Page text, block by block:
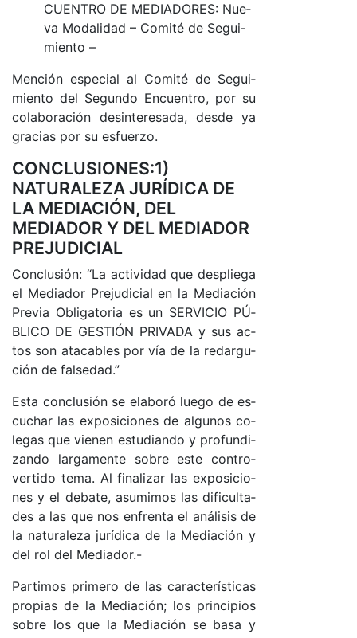
CUEN­TRO DE ME­DIA­DO­RES: Nue­
va Mo­da­li­dad – Co­mi­té de Se­gui­
mien­to –
Men­ción es­pe­cial al Co­mi­té de Se­gui­
mien­to del Se­gun­do En­cuen­tro, por su
co­la­bo­ra­ción de­sin­te­re­sa­da, des­de ya
gra­cias por su es­fuer­zo.
CONCLUSIONES:1)
NATURALEZA JURÍDICA DE
LA MEDIACIÓN, DEL
MEDIADOR Y DEL MEDIADOR
PREJUDICIAL
Con­clu­sió­n: “La ac­ti­vi­dad que des­plie­ga
el Me­dia­dor Pre­ju­di­cial en la Me­dia­ción
Pre­via Obli­ga­to­ria es un SER­VI­CIO PÚ­
BLI­CO DE GES­TIÓN PRI­VA­DA y sus ac­
tos son ata­ca­bles por vía de la re­dar­gu­
ción de fal­se­da­d.”
Es­ta con­clu­sión se ela­bo­ró lue­go de es­
cu­char las ex­po­si­cio­nes de al­gu­nos co­
le­gas que vie­nen es­tu­dian­do y pro­fun­di­
zan­do lar­ga­men­te so­bre es­te con­tro­
ver­ti­do te­ma. Al fi­na­li­zar las ex­po­si­cio­
nes y el de­ba­te, asu­mi­mos las di­fi­cul­ta­
des a las que nos en­fren­ta el aná­li­sis de
la na­tu­ra­le­za ju­rí­di­ca de la Me­dia­ción y
del rol del Me­dia­do­r.-
Par­ti­mos pri­me­ro de las ca­rac­te­rís­ti­cas
pro­pias de la Me­dia­ció­n; los prin­ci­pios
so­bre los que la Me­dia­ción se ba­sa y